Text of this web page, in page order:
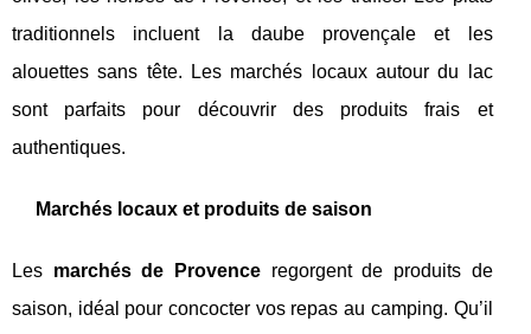
traditionnels incluent la daube provençale et les
alouettes sans tête. Les marchés locaux autour du lac
sont parfaits pour découvrir des produits frais et
authentiques.
Marchés locaux et produits de saison
Les marchés de Provenceregorgent de produits de
saison, idéal pour concocter vos repas au camping. Qu’il